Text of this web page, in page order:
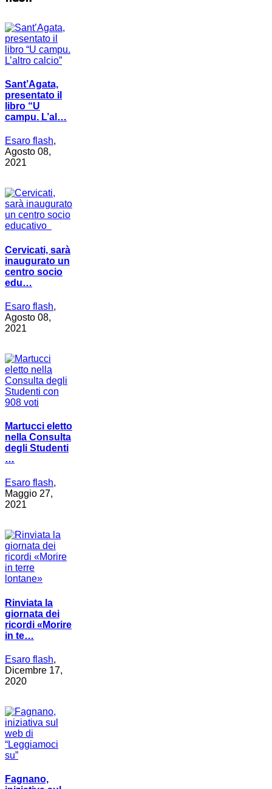
Sant’Agata,
presentato il
libro “U
campu. L’al…
Esaro flash,
Agosto 08,
2021
Cervicati, sarà
inaugurato un
centro socio
edu…
Esaro flash,
Agosto 08,
2021
Martucci eletto
nella Consulta
degli Studenti
…
Esaro flash,
Maggio 27,
2021
Rinviata la
giornata dei
ricordi «Morire
in te…
Esaro flash,
Dicembre 17,
2020
Fagnano,